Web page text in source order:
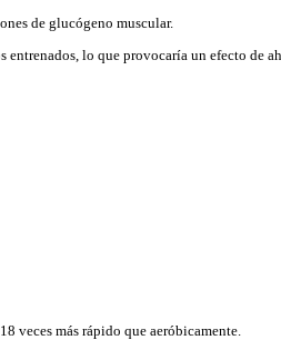
de glucógeno muscular.
lo que provocaría un efecto de
veces más rápido que aeróbicamente.